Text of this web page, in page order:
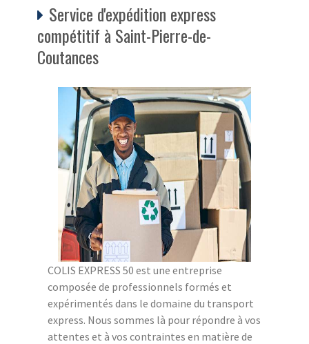
Service d'expédition express
compétitif à Saint-Pierre-de-
Coutances
COLIS EXPRESS 50 est une entreprise
composée de professionnels formés et
expérimentés dans le domaine du transport
express. Nous sommes là pour répondre à vos
attentes et à vos contraintes en matière de